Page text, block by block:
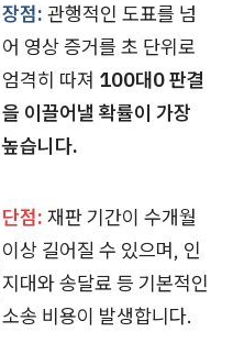
장점: 관행적인 도표를 넘
어 영상 증거를 초 단위로
엄격히 따져 100대0 판결
을 이끌어낼 확률이 가장
높습니다.
단점: 재판 기간이 수개월
이상 길어질 수 있으며, 인
지대와 송달료 등 기본적인
소송 비용이 발생합니다.